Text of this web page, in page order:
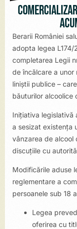
Berarii României
adopta legea
completarea Legii
de încălcare a unor
liniştii publice –
băuturilor alcoolice
Inițiativa legislativă
a sesizat existenţa
vânzarea de alcool
discuțiile cu
Modificările aduse
reglementare a
persoanele sub 18
Legea
oferirea cu